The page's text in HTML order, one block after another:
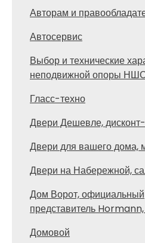
Авторам и
Автосервис
Выбор и технические
неподвижной опоры
Гласс-техно
Двери Дешевле,
Двери для вашего дома,
Двери на Набережной,
Дом Ворот, официальный
представитель
Домовой